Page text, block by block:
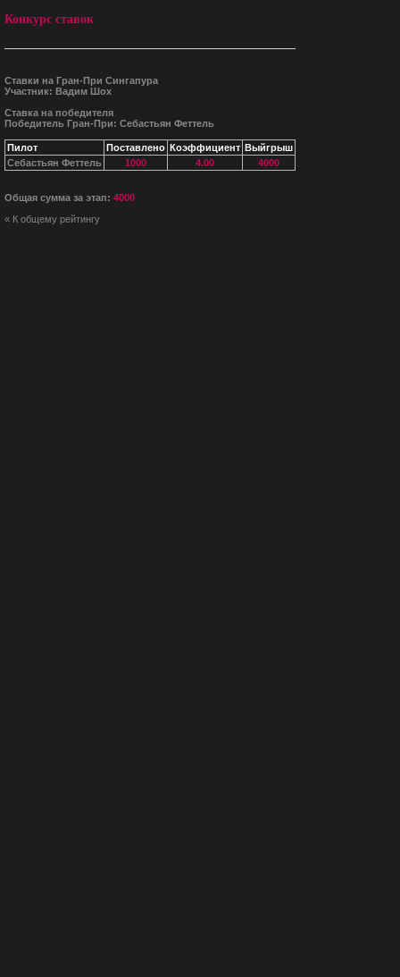
Конкурс ставок
Ставки на Гран-При Сингапура
Участник: Вадим Шох
Ставка на победителя
Победитель Гран-При: Себастьян Феттель
Пилот Поставлено Коэффициент Выйгрыш
Себастьян Феттель
1000 4.00 4000
Общая сумма за этап: 4000
« К общему рейтингу